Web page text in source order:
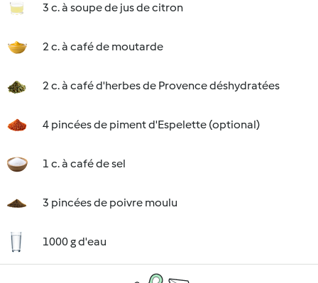
3 c. à soupe de jus de citron
2 c. à café de moutarde
2 c. à café d'herbes de Provence déshydratées
4 pincées de piment d'Espelette (optional)
1 c. à café de sel
3 pincées de poivre moulu
1000 g d'eau